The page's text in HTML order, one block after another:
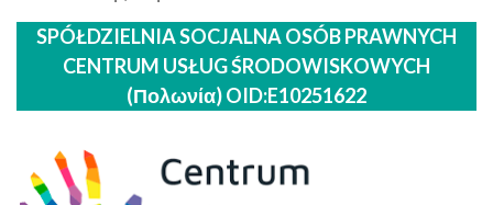
SPÓŁDZIELNIA SOCJALNA OSÓB PRAWNYCH
CENTRUM USŁUG ŚRODOWISKOWYCH
(Πολωνία)OID:E10251622